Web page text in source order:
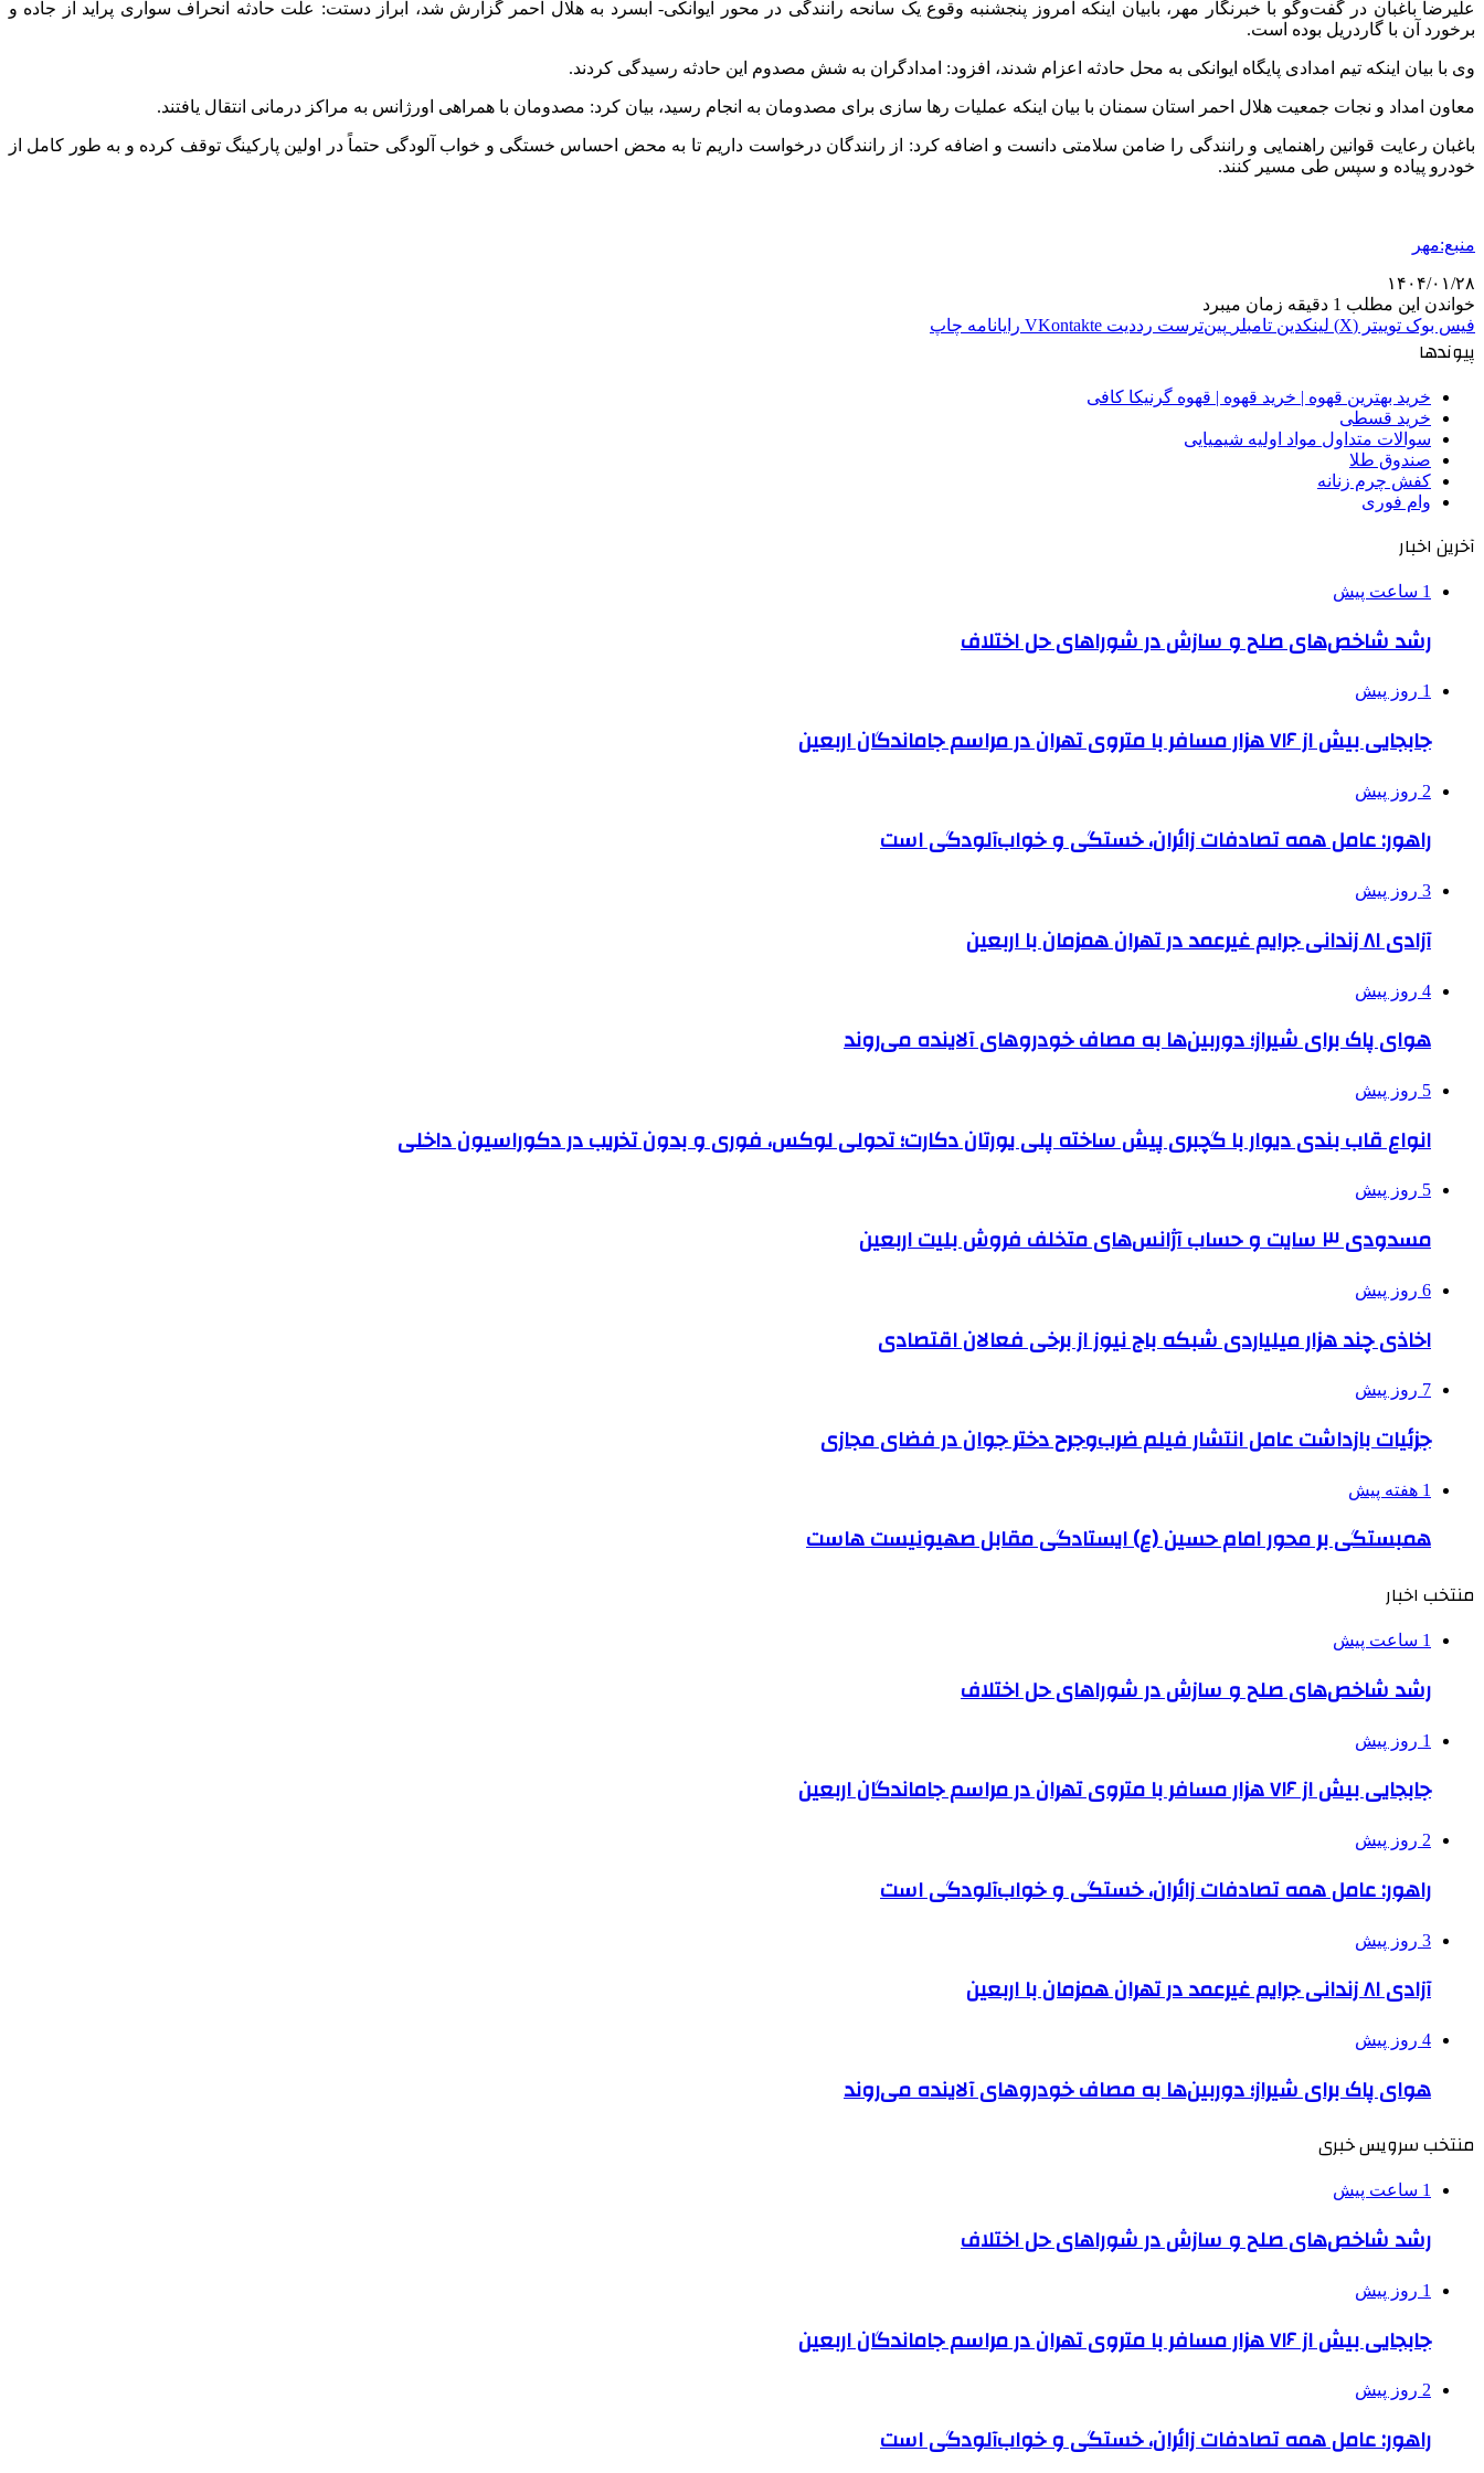
علیرضا باغبان در گفت‌وگو با خبرنگار مهر، بابیان اینکه امروز پنجشنبه وقوع یک سانحه رانندگی در محور ایوانکی- آبسرد به هلال احمر گزارش شد، ابراز دستت: علت حادثه انحراف سواری پراید از جاده و
برخورد آن با گاردریل بوده است.
وی با بیان اینکه تیم امدادی پایگاه ایوانکی به محل حادثه اعزام شدند، افزود: امدادگران به شش مصدوم این حادثه رسیدگی کردند.
معاون امداد و نجات جمعیت هلال احمر استان سمنان با بیان اینکه عملیات رها سازی برای مصدومان به انجام رسید، بیان کرد: مصدومان با همراهی اورژانس به مراکز درمانی انتقال یافتند.
باغبان رعایت قوانین راهنمایی و رانندگی را ضامن سلامتی دانست و اضافه کرد: از رانندگان درخواست داریم تا به محض احساس خستگی و خواب آلودگی حتماً در اولین پارکینگ توقف کرده و به طور کامل از
خودرو پیاده و سپس طی مسیر کنند.
منبع:مهر
۱۴۰۴/۰۱/۲۸
خواندن این مطلب 1 دقیقه زمان میبرد
فیس بوک توییتر (X) لینکدین ‫تامبلر ‫پین‌ترست ‫رددیت ‫VKontakte رایانامه چاپ
پیوندها
خرید بهترین قهوه | خرید قهوه | قهوه گرنیکا کافی
خرید قسطی
سوالات متداول مواد اولیه شیمیایی
صندوق طلا
کفش چرم زنانه
وام فوری
آخرین اخبار
1 ساعت پیش
رشد شاخص‌های صلح و سازش در شوراهای حل اختلاف
1 روز پیش
جابجایی بیش از ۷۱۶ هزار مسافر با متروی تهران در مراسم جاماندگان اربعین
2 روز پیش
راهور: عامل همه تصادفات زائران، خستگی و خواب‌آلودگی است
3 روز پیش
آزادی ۸۱ زندانی جرایم غیرعمد در تهران همزمان با اربعین
4 روز پیش
هوای پاک برای شیراز؛ دوربین‌ها به مصاف خودروهای آلاینده می‌روند
5 روز پیش
انواع قاب بندی دیوار با گچبری پیش ساخته پلی یورتان دکارت؛ تحولی لوکس، فوری و بدون تخریب در دکوراسیون داخلی
5 روز پیش
مسدودی ۳ سایت و حساب آژانس‌های متخلف فروش بلیت اربعین
6 روز پیش
اخاذی چند هزار میلیاردی شبکه باج نیوز از برخی فعالان اقتصادی
7 روز پیش
جزئیات بازداشت عامل انتشار فیلم ضرب‌وجرح دختر جوان در فضای مجازی
1 هفته پیش
همبستگی بر محور امام حسین (ع) ایستادگی مقابل صهیونیست هاست
منتخب اخبار
1 ساعت پیش
رشد شاخص‌های صلح و سازش در شوراهای حل اختلاف
1 روز پیش
جابجایی بیش از ۷۱۶ هزار مسافر با متروی تهران در مراسم جاماندگان اربعین
2 روز پیش
راهور: عامل همه تصادفات زائران، خستگی و خواب‌آلودگی است
3 روز پیش
آزادی ۸۱ زندانی جرایم غیرعمد در تهران همزمان با اربعین
4 روز پیش
هوای پاک برای شیراز؛ دوربین‌ها به مصاف خودروهای آلاینده می‌روند
منتخب سرویس خبری
1 ساعت پیش
رشد شاخص‌های صلح و سازش در شوراهای حل اختلاف
1 روز پیش
جابجایی بیش از ۷۱۶ هزار مسافر با متروی تهران در مراسم جاماندگان اربعین
2 روز پیش
راهور: عامل همه تصادفات زائران، خستگی و خواب‌آلودگی است